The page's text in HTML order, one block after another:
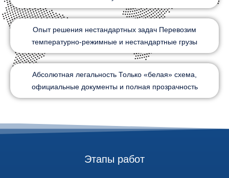
Опыт решения нестандартных задач Перевозим
температурно-режимные и нестандартные грузы
Абсолютная легальность Только «белая» схема,
официальные документы и полная прозрачность
Этапы работ